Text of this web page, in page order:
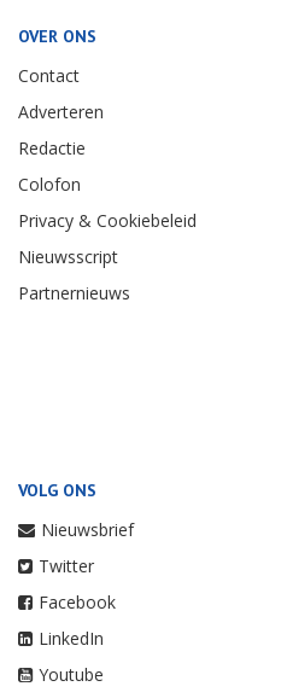
OVER ONS
Contact
Adverteren
Redactie
Colofon
Privacy & Cookiebeleid
Nieuwsscript
Partnernieuws
VOLG ONS
Nieuwsbrief
Twitter
Facebook
LinkedIn
Youtube